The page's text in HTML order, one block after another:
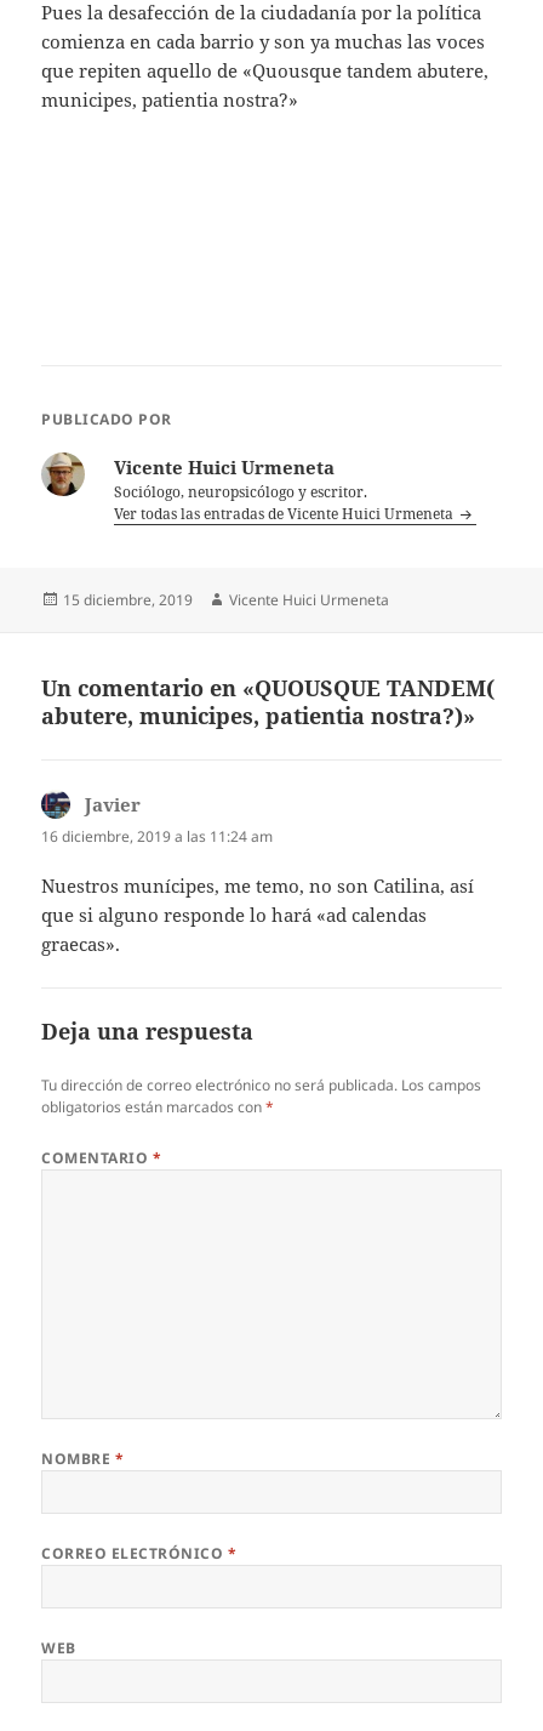
Pues la desafección de la ciudadanía por la política
comienza en cada barrio y son ya muchas las voces
que repiten aquello de «Quousque tandem abutere,
municipes, patientia nostra?»
PUBLICADO POR
Vicente Huici Urmeneta
Sociólogo, neuropsicólogo y escritor.
Ver todas las entradas de Vicente Huici Urmeneta
Publicado
15 diciembre, 2019 Autor
Vicente Huici Urmeneta
Un comentario en «QUOUSQUE TANDEM(
abutere, municipes, patientia nostra?)»
Javier
16 diciembre, 2019 a las 11:24 am
Nuestros munícipes, me temo, no son Catilina, así
que si alguno responde lo hará «ad calendas
graecas».
Deja una respuesta
Tu dirección de correo electrónico no será publicada. Los campos
obligatorios están marcados con*
COMENTARIO *
NOMBRE *
CORREO ELECTRÓNICO *
WEB